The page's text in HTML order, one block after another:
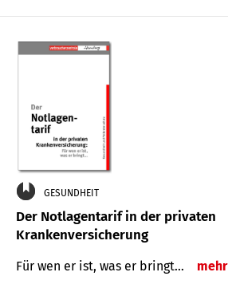
GESUNDHEIT
Der Notlagentarif in der privaten
Krankenversicherung
Für wen er ist, was er bringt… mehr